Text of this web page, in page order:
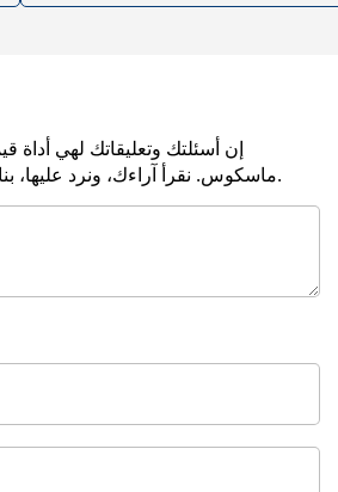
إن أسئلتك وتعليقاتك لهي
ماسكوس. نقرأ آراءك، ونرد عليها، بناء على طلبكم في أسرع وقت ممكن.